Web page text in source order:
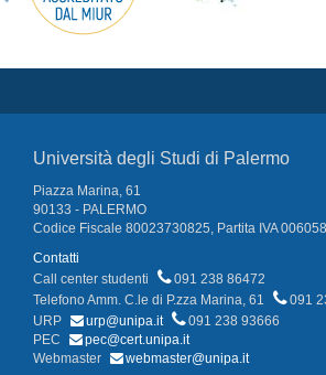
Università degli Studi di Palermo
Piazza Marina, 61
90133 - PALERMO
Codice Fiscale 80023730825, Partita IVA
Contatti
Call center studenti
091 238 86472
Telefono Amm. C.le di P.zza Marina, 61
091
URP
urp@unipa.it
091 238 93666
PEC
pec@cert.unipa.it
Webmaster
webmaster@unipa.it